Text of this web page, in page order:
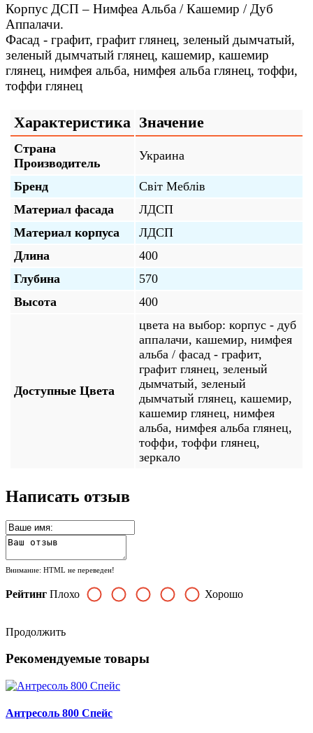
Корпус ДСП – Нимфеа Альба / Кашемир / Дуб
Аппалачи.
Фасад - графит, графит глянец, зеленый дымчатый,
зеленый дымчатый глянец, кашемир, кашемир
глянец, нимфея альба, нимфея альба глянец, тоффи,
тоффи глянец
Характеристика Значение
Страна
Производитель
Украина
Бренд
Світ Меблів
Материал фасада
ЛДСП
Материал корпуса
ЛДСП
Длина
400
Глубина
570
Высота
400
Доступные Цвета
цвета на выбор: корпус - дуб
аппалачи, кашемир, нимфея
альба / фасад - графит,
графит глянец, зеленый
дымчатый, зеленый
дымчатый глянец, кашемир,
кашемир глянец, нимфея
альба, нимфея альба глянец,
тоффи, тоффи глянец,
зеркало
Написать отзыв
Внимание: HTML не переведен!
Рейтинг Плохо Хорошо
Продолжить
Рекомендуемые товары
Антресоль 800 Спейс